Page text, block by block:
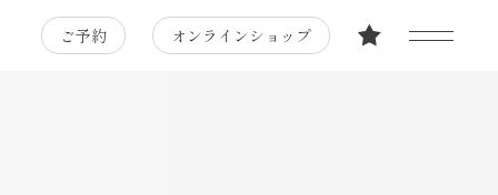
ご予約 オンラインショップ